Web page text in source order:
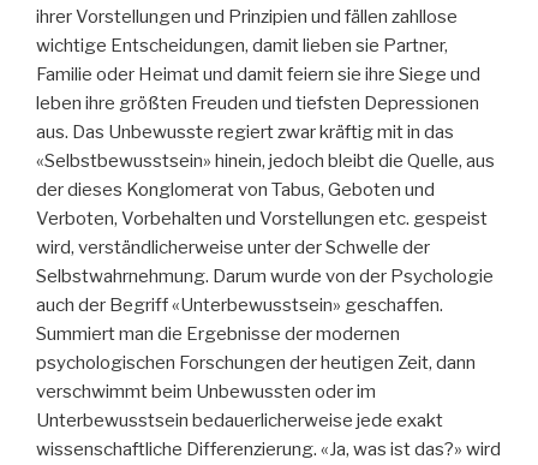
ihrer Vorstellungen und Prinzipien und fällen zahllose
wichtige Entscheidungen, damit lieben sie Partner,
Familie oder Heimat und damit feiern sie ihre Siege und
leben ihre größten Freuden und tiefsten Depressionen
aus. Das Unbewusste regiert zwar kräftig mit in das
«Selbstbewusstsein» hinein, jedoch bleibt die Quelle, aus
der dieses Konglomerat von Tabus, Geboten und
Verboten, Vorbehalten und Vorstellungen etc. gespeist
wird, verständlicherweise unter der Schwelle der
Selbstwahrnehmung. Darum wurde von der Psychologie
auch der Begriff «Unterbewusstsein» geschaffen.
Summiert man die Ergebnisse der modernen
psychologischen Forschungen der heutigen Zeit, dann
verschwimmt beim Unbewussten oder im
Unterbewusstsein bedauerlicherweise jede exakt
wissenschaftliche Differenzierung. «Ja, was ist das?» wird